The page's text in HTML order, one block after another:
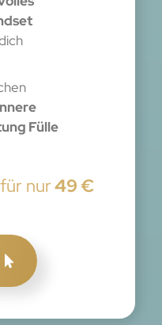
Fülle
nur49 €